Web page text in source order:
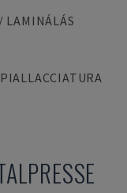
LAMINÁLÁS